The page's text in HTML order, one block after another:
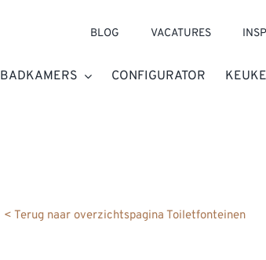
BLOG VACATURES
BADKAMERS CONFIGURATOR
< Terug naar overzichtspagina Toiletfonteinen